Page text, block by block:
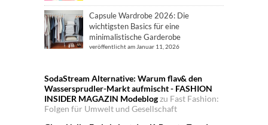
Capsule Wardrobe 2026: Die
wichtigsten Basics für eine
minimalistische Garderobe
veröffentlicht am Januar 11, 2026
SodaStream Alternative: Warum flav& den
Wassersprudler-Markt aufmischt - FASHION
INSIDER MAGAZIN Modeblogzu Fast Fashion:
Folgen für Umwelt und Gesellschaft